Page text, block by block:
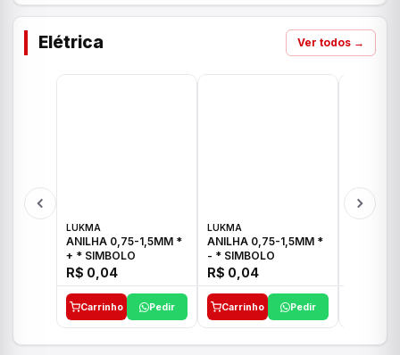
Elétrica Ver todos →
LUKMA
ANILHA 0,75-1,5MM *
+ * SIMBOLO
R$ 0,04
Carrinho Pedir
LUKMA
ANILHA 0,75-1,5MM *
- * SIMBOLO
R$ 0,04
Carrinho Pedir